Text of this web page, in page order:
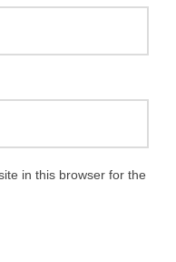
in this browser for the